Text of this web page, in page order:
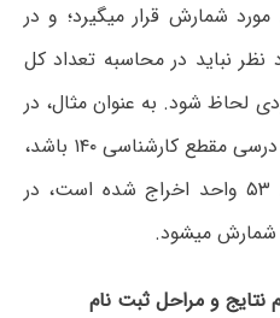
شمارش قرار میگیرد؛ و در
نباید در محاسبه تعداد کل
لحاظ شود. به عنوان مثال، در
صورتی که تعداد کل واحدهای درسی مقطع کارشناسی ۱۴۰ باشد،
دانشجویی که پس از گذراندن ۵۳ واحد اخراج شده است، در
شمارش میشود.
نتایج و مراحل ثبت نام